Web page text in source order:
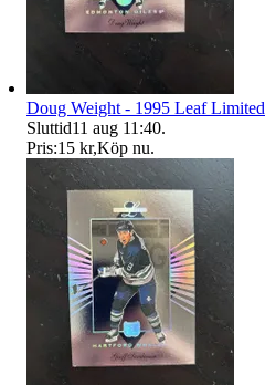
Doug Weight - 1995 Leaf Limited
Sluttid11 aug 11:40.
Pris:15 kr,Köp nu.